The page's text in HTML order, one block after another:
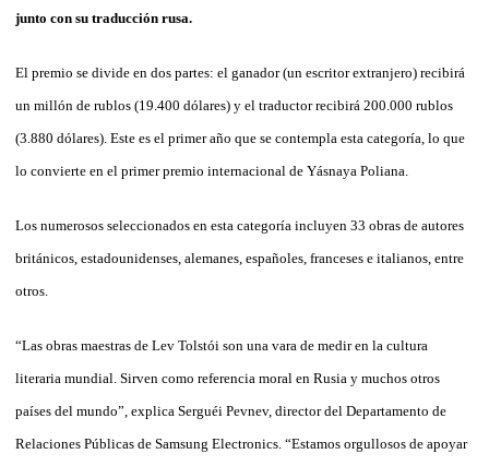
junto con su traducción rusa.
El premio se divide en dos partes: el ganador (un escritor extranjero) recibirá
un millón de rublos (19.400 dólares) y el traductor recibirá 200.000 rublos
(3.880 dólares). Este es el primer año que se contempla esta categoría, lo que
lo convierte en el primer premio internacional de Yásnaya Poliana.
Los numerosos seleccionados en esta categoría incluyen 33 obras de autores
británicos, estadounidenses, alemanes, españoles, franceses e italianos, entre
otros.
“Las obras maestras de Lev Tolstói son una vara de medir en la cultura
literaria mundial. Sirven como referencia moral en Rusia y muchos otros
países del mundo”, explica Serguéi Pevnev, director del Departamento de
Relaciones Públicas de Samsung Electronics. “Estamos orgullosos de apoyar